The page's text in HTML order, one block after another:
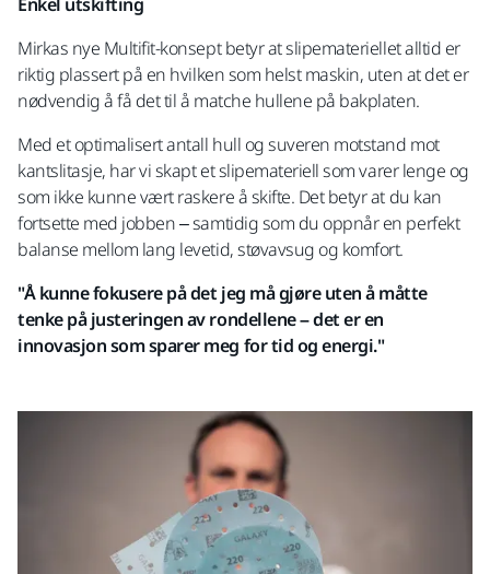
Mirkas nye Multifit-konsept betyr at slipemateriellet alltid er
riktig plassert på en hvilken som helst maskin, uten at det er
nødvendig å få det til å matche hullene på bakplaten.
Med et optimalisert antall hull og suveren motstand mot
kantslitasje, har vi skapt et slipemateriell som varer lenge og
som ikke kunne vært raskere å skifte. Det betyr at du kan
fortsette med jobben – samtidig som du oppnår en perfekt
balanse mellom lang levetid, støvavsug og komfort.
"Å kunne fokusere på det jeg må gjøre uten å måtte
tenke på justeringen av rondellene – det er en
innovasjon som sparer meg for tid og energi."